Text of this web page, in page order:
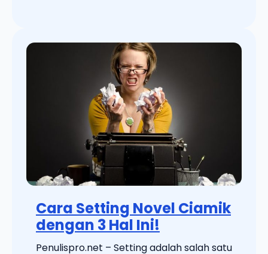
Cara Setting Novel Ciamik
dengan 3 Hal Ini!
Penulispro.net – Setting adalah salah satu